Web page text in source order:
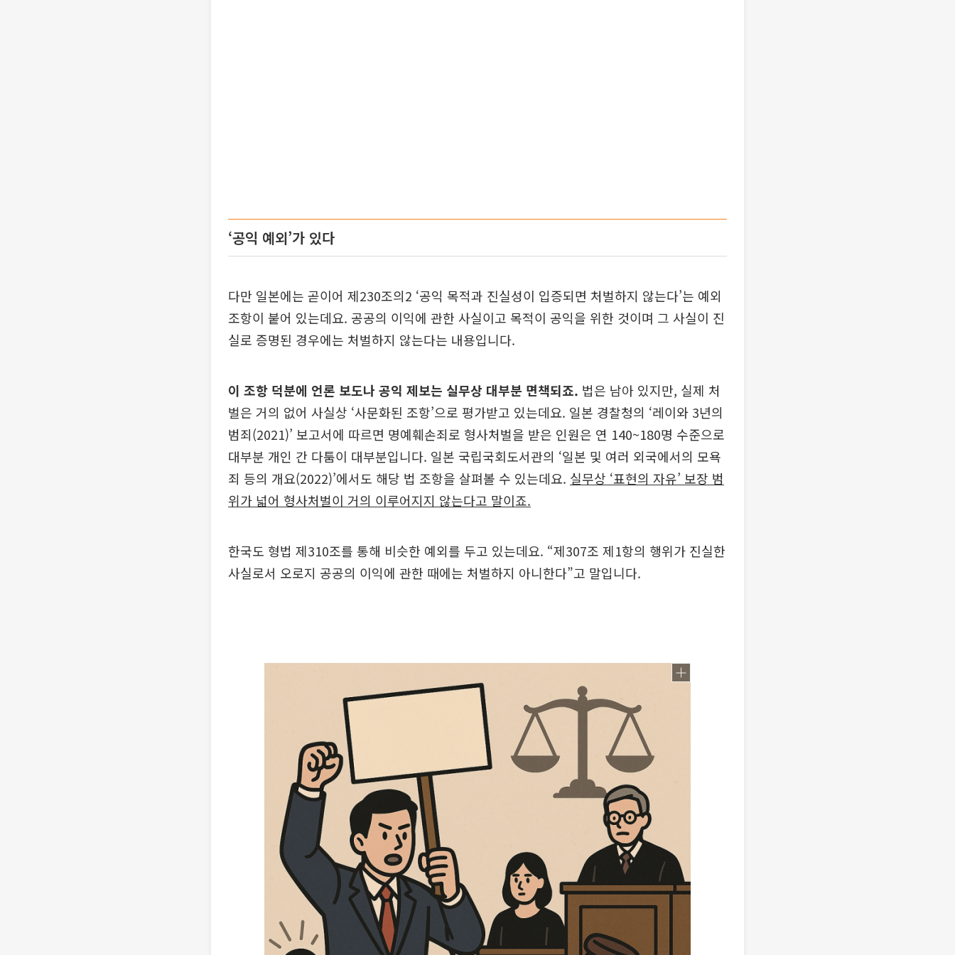
‘공익 예외’가 있다
다만 일본에는 곧이어 제230조의2 ‘공익 목적과 진실성이 입증되면 처벌하지 않는다’는 예외
조항이 붙어 있는데요. 공공의 이익에 관한 사실이고 목적이 공익을 위한 것이며 그 사실이 진
실로 증명된 경우에는 처벌하지 않는다는 내용입니다.
이 조항 덕분에 언론 보도나 공익 제보는 실무상 대부분 면책되죠. 법은 남아 있지만, 실제 처
벌은 거의 없어 사실상 ‘사문화된 조항’으로 평가받고 있는데요. 일본 경찰청의 ‘레이와 3년의
범죄(2021)’ 보고서에 따르면 명예훼손죄로 형사처벌을 받은 인원은 연 140~180명 수준으로
대부분 개인 간 다툼이 대부분입니다. 일본 국립국회도서관의 ‘일본 및 여러 외국에서의 모욕
죄 등의 개요(2022)’에서도 해당 법 조항을 살펴볼 수 있는데요. 실무상 ‘표현의 자유’ 보장 범
위가 넓어 형사처벌이 거의 이루어지지 않는다고 말이죠.
한국도 형법 제310조를 통해 비슷한 예외를 두고 있는데요. “제307조 제1항의 행위가 진실한
사실로서 오로지 공공의 이익에 관한 때에는 처벌하지 아니한다”고 말입니다.